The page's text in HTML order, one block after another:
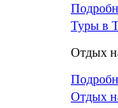
Туры в
Отдых
Отдых